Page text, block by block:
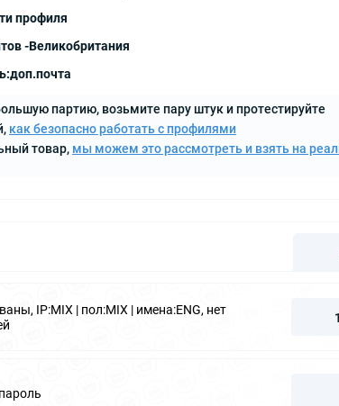
профиля
-Великобритания
партию, возьмите пару штук и протестируйте
как безопасно работать с профилями
товар, мы можем это рассмотреть и взять на
IP:MIX | пол:MIX | имена:ENG, нет